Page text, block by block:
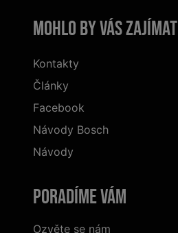
Mohlo by vás zajímat
Kontakty
Články
Facebook
Návody Bosch
Návody
Poradíme Vám
Ozvěte se nám